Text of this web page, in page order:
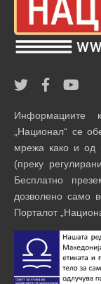
Информациите
„Национал“ се
мрежа како и од
(преку
Бесплатно
дозволено само
Порталот